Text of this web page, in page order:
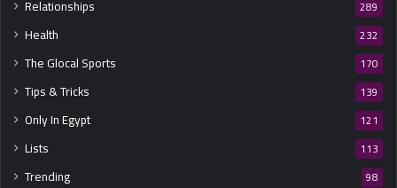
Relationships 289
Health 232
The Glocal Sports 170
Tips & Tricks 139
Only In Egypt 121
Lists 113
Trending 98